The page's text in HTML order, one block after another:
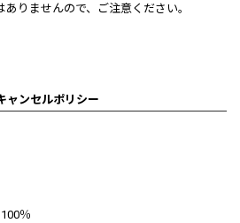
りませんので、ご注意ください。
ャンセルポリシー
％